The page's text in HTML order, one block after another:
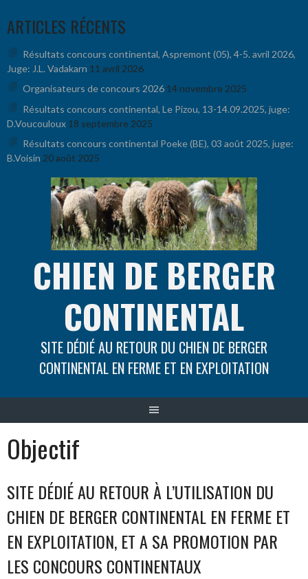
auARTICLES RÉCENTS
Résultats concours continental, Aspremont (05), 4-5. avril 2026,
Juge: J.L. Vadakarn 11 avril 2026
Organisateurs de concours 2026 14 novembre 2025
Résultats concours continental, Le Pizou, 13-14.09.2025, juge:
D.Voucouloux 18 septembre 2025
Résultats concours continental Poeke (BE), 03 août 2025, juge:
B.Voisin 20 août 2025
CHIEN DE BERGER
CONTINENTAL
SITE DÉDIÉ AU RETOUR DU CHIEN DE BERGER
CONTINENTAL EN FERME ET EN EXPLOITATION
Objectif
SITE DÉDIÉ AU RETOUR À L’UTILISATION DU
CHIEN DE BERGER CONTINENTAL EN FERME ET
EN EXPLOITATION, ET A SA PROMOTION PAR
LES CONCOURS CONTINENTAUX